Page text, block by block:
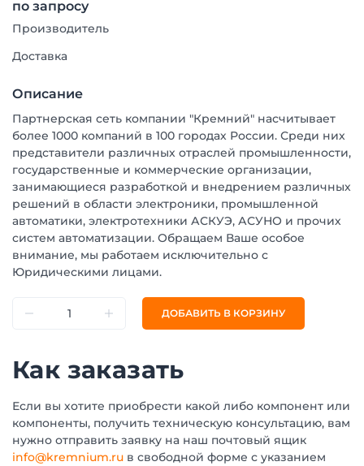
по запросу
Производитель
Доставка
Описание
Партнерская сеть компании "Кремний" насчитывает
более 1000 компаний в 100 городах России. Среди них
представители различных отраслей промышленности,
государственные и коммерческие организации,
занимающиеся разработкой и внедрением различных
решений в области электроники, промышленной
автоматики, электротехники АСКУЭ, АСУНО и прочих
систем автоматизации. Обращаем Ваше особое
внимание, мы работаем исключительно с
Юридическими лицами.
ДОБАВИТЬ В КОРЗИНУ
Как заказать
Если вы хотите приобрести какой либо компонент или
компоненты, получить техническую консультацию, вам
нужно отправить заявку на наш почтовый ящик
info@kremnium.ru в свободной форме с указанием